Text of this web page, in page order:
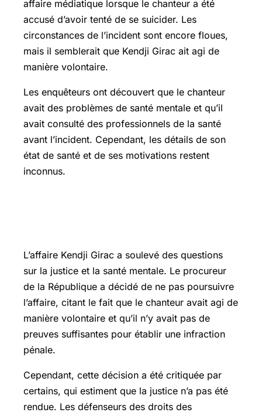
affaire médiatique lorsque le chanteur a été
accusé d’avoir tenté de se suicider. Les
circonstances de l’incident sont encore floues,
mais il semblerait que Kendji Girac ait agi de
manière volontaire.
Les enquêteurs ont découvert que le chanteur
avait des problèmes de santé mentale et qu’il
avait consulté des professionnels de la santé
avant l’incident. Cependant, les détails de son
état de santé et de ses motivations restent
inconnus.
L’affaire Kendji Girac a soulevé des questions
sur la justice et la santé mentale. Le procureur
de la République a décidé de ne pas poursuivre
l’affaire, citant le fait que le chanteur avait agi de
manière volontaire et qu’il n’y avait pas de
preuves suffisantes pour établir une infraction
pénale.
Cependant, cette décision a été critiquée par
certains, qui estiment que la justice n’a pas été
rendue. Les défenseurs des droits des